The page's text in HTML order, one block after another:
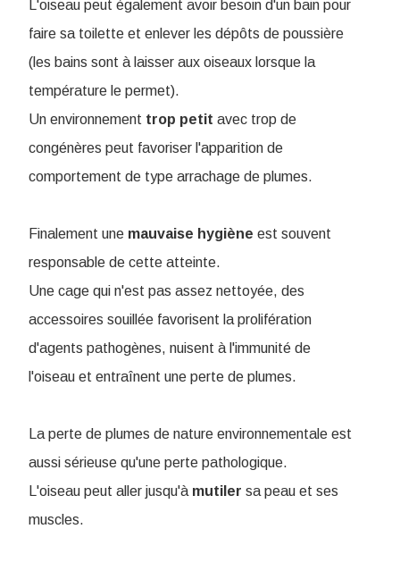
L'oiseau peut également avoir besoin d'un bain pour
faire sa toilette et enlever les dépôts de poussière
(les bains sont à laisser aux oiseaux lorsque la
température le permet).
Un environnement trop petit avec trop de
congénères peut favoriser l'apparition de
comportement de type arrachage de plumes.
Finalement une mauvaise hygiène est souvent
responsable de cette atteinte.
Une cage qui n'est pas assez nettoyée, des
accessoires souillée favorisent la prolifération
d'agents pathogènes, nuisent à l'immunité de
l'oiseau et entraînent une perte de plumes.
La perte de plumes de nature environnementale est
aussi sérieuse qu'une perte pathologique.
L'oiseau peut aller jusqu'à mutiler sa peau et ses
muscles.